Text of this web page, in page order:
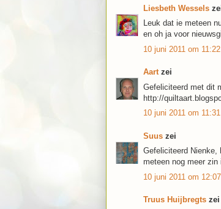
Liesbeth Wessels
Leuk dat ie meteen
en oh ja voor
10 juni 2011 om 11:22
Aartzei
Gefeliciteerd met dit
http://
10 juni 2011 om 11:31
Suus zei
Gefeliciteerd Nienke,
meteen nog meer
10 juni 2011 om 12:07
Truus Huijbregts zei